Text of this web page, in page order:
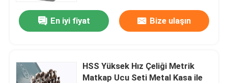
En iyi fiyat Bize ulaşın
HSS Yüksek Hız Çeliği Metrik
Matkap Ucu Seti Metal Kasa ile